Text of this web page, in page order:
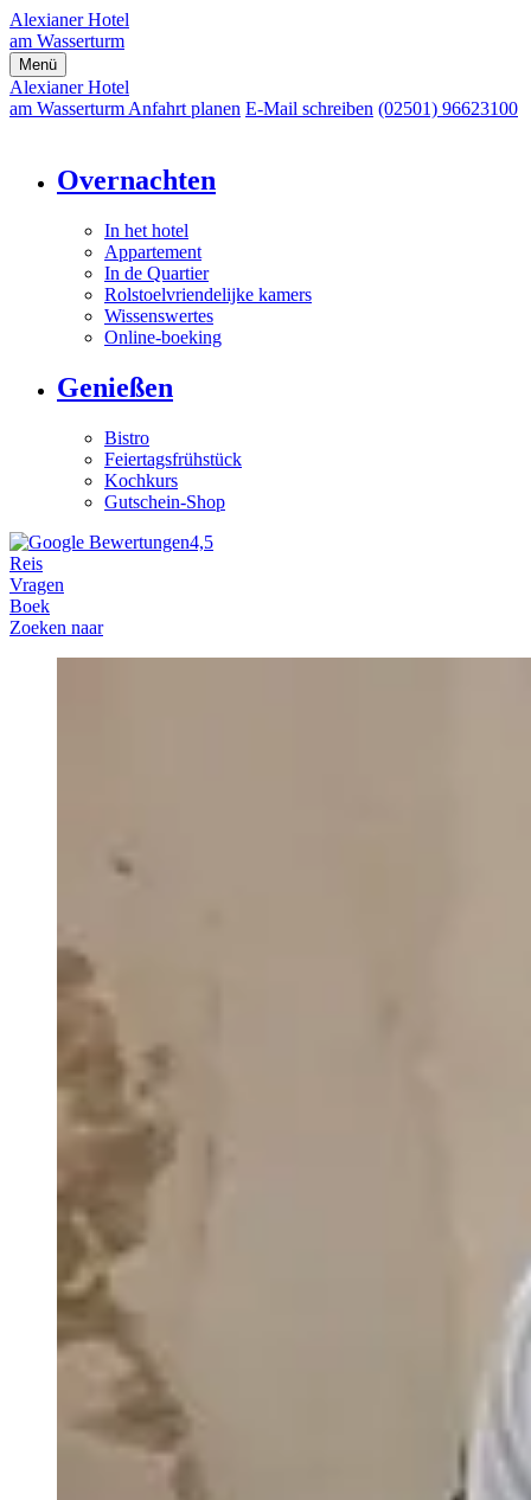
Alexianer Hotel
am Wasserturm
Menü
Alexianer Hotel
am Wasserturm Anfahrt planen E-Mail schreiben (02501) 96623100
Overnachten
In het hotel
Appartement
In de Quartier
Rolstoelvriendelijke kamers
Wissenswertes
Online-boeking
Genießen
Bistro
Feiertagsfrühstück
Kochkurs
Gutschein-Shop
4,5
Reis
Vragen
Boek
Zoeken naar